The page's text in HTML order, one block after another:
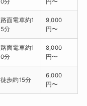
路面電車約1
5分
9,000
円〜
路面電車約1
0分
8,000
円〜
徒歩約15分
6,000
円〜